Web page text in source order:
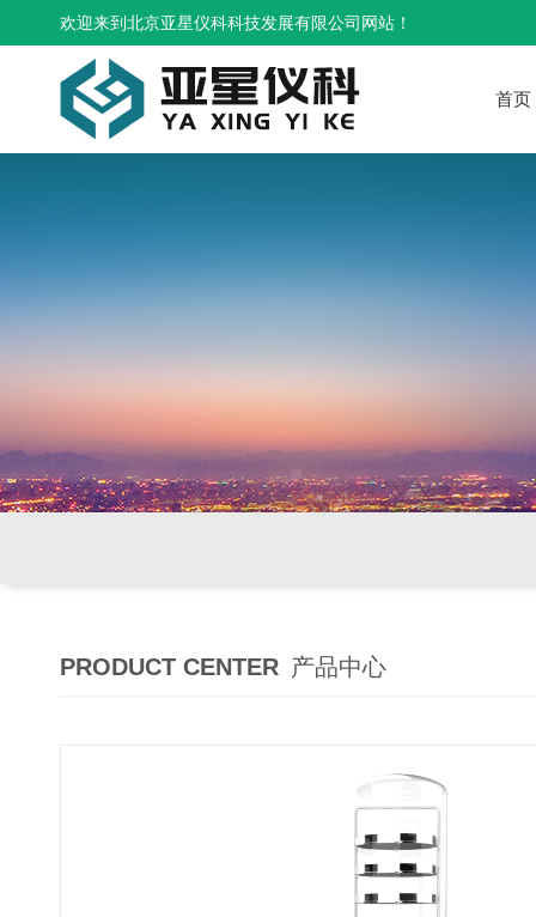
欢迎来到北京亚星仪科科技发展有限公司网站！
首页
PRODUCT CENTER 产品中心